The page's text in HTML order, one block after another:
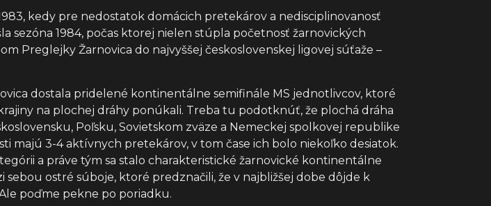
kedy pre nedostatok domácich pretekárov a nedisciplinovanosť
sezóna 1984, počas ktorej nielen stúpla početnosť žarnovických
Preglejky Žarnovica do najvyššej československej ligovej súťaže –
dostala pridelené kontinentálne semifinále MS jednotlivcov, ktoré
na plochej dráhy ponúkali. Treba tu podotknúť, že plochá dráha
Poľsku, Sovietskom zväze a Nemeckej spolkovej republike
majú 3-4 aktívnych pretekárov, v tom čase ich bolo niekoľko desiatok.
a práve tým sa stalo charakteristické žarnovické kontinentálne
ostré súboje, ktoré predznačili, že v najbližšej dobe dôjde k
poďme pekne po poriadku.